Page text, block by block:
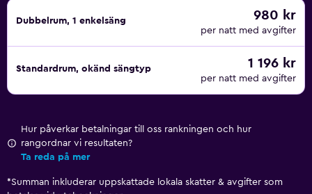
Dubbelrum, 1 enkelsäng 980 kr
per natt med avgifter
Standardrum, okänd sängtyp 1 196 kr
per natt med avgifter
Hur påverkar betalningar till oss rankningen och hur
rangordnar vi resultaten?
Ta reda på mer
*Summan inkluderar uppskattade lokala skatter & avgifter som